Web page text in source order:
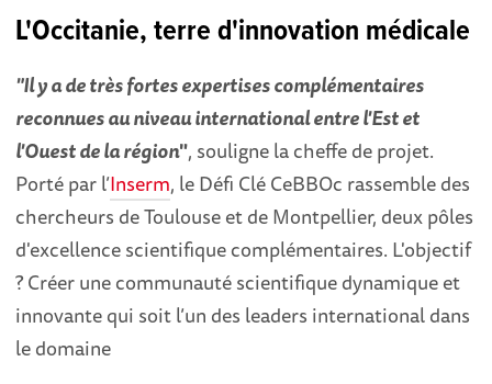
L'Occitanie, terre d'innovation médicale
"Il y a de très fortes expertises complémentaires
reconnues au niveau international entre l'Est et
l'Ouest de la région", souligne la cheffe de projet.
Porté par l’Inserm, le Défi Clé CeBBOc rassemble des
chercheurs de Toulouse et de Montpellier, deux pôles
d'excellence scientifique complémentaires. L'objectif
? Créer une communauté scientifique dynamique et
innovante qui soit l’un des leaders international dans
le domaine